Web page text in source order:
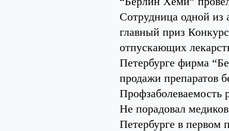
Сотрудница одной
главный приз
отпускающих
Петербурге фирма
продажи препаратов
Профзаболеваемость
Не порадовал
Петербурге в первом